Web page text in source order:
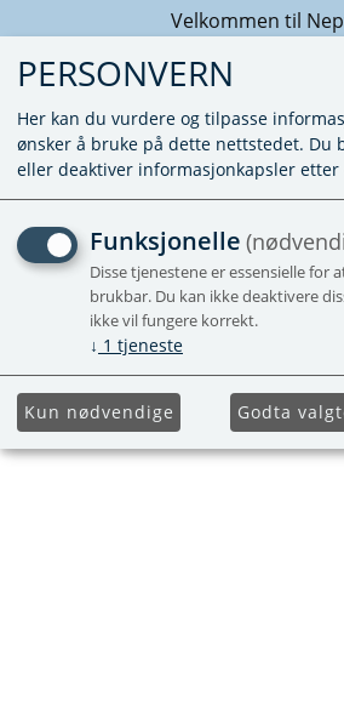
Velkommen til
KUNNE IKKE FINNE
Forside
PERSONVERN
Her kan du vurdere og tilpasse
ønsker å bruke på dette nettstedet. Du
eller deaktiver informasjonkapsler etter
Funksjonelle
Disse tjenestene er essensielle for
brukbar. Du kan ikke deaktivere
ikke vil fungere korrekt.
↓ 1 tjeneste
Kun nødvendige Godta